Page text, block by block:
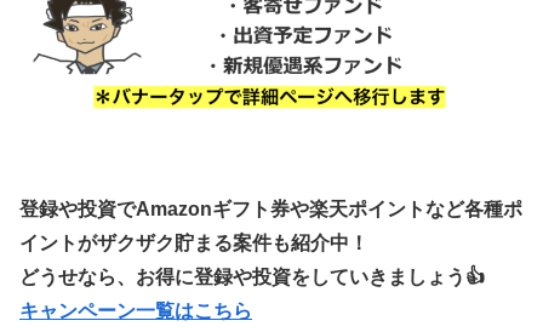
登録や投資でAmazonギフト券や楽天ポイントなど各種ポ
イントがザクザク貯まる案件も紹介中！
どうせなら、お得に登録や投資をしていきましょう👍
キャンペーン一覧はこちら